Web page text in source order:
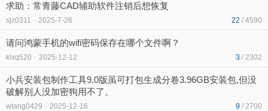
求助：常青藤CAD辅助软件注销后想恢复
sjz0311 - 2025-7-26 22 / 4590
请问鸿蒙手机的wifi密码保存在哪个文件啊？
klxq520 - 2025-12-12 3 / 2302
小兵安装包制作工具9.0版虽可打包生成分卷3.96GB安装包,但没
破解别人没加密狗用不了。
wtang0429 - 2025-12-16 9 / 2700